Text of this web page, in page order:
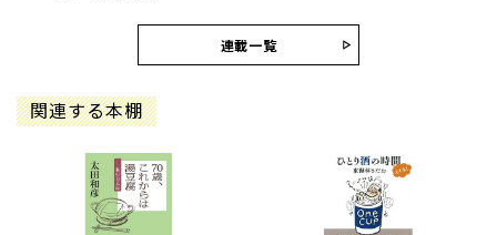
連載一覧
関連する本棚